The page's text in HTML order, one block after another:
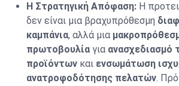
Η Στρατηγική Απόφαση: Η
δεν είναι μια βραχυπρόθεσμη
καμπάνια, αλλά μια
πρωτοβουλία για ανασχεδιασμό
προϊόντων και ενσωμάτωση
ανατροφοδότησης πελατών.